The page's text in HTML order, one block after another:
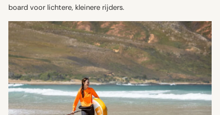
board voor lichtere, kleinere rijders.